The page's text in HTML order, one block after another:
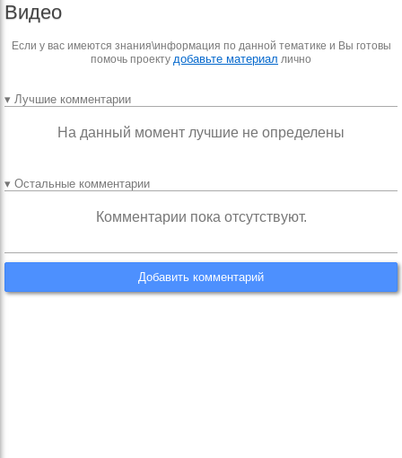
Видео
Если у вас имеются знания\информация по данной тематике и Вы готовы
помочь проекту добавьте материал лично
▾ Лучшие комментарии
На данный момент лучшие не определены
▾ Остальные комментарии
Комментарии пока отсутствуют.
Добавить комментарий